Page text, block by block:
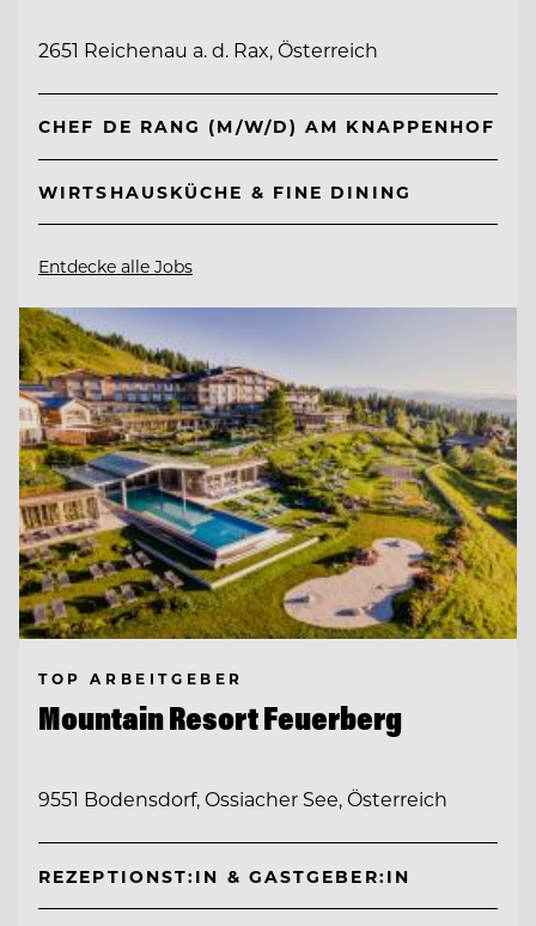
2651 Reichenau a. d. Rax, Österreich
CHEF DE RANG (M/W/D) AM KNAPPENHOF
WIRTSHAUSKÜCHE & FINE DINING
Entdecke alle Jobs
TOP ARBEITGEBER
Mountain Resort Feuerberg
9551 Bodensdorf, Ossiacher See, Österreich
REZEPTIONST:IN & GASTGEBER:IN